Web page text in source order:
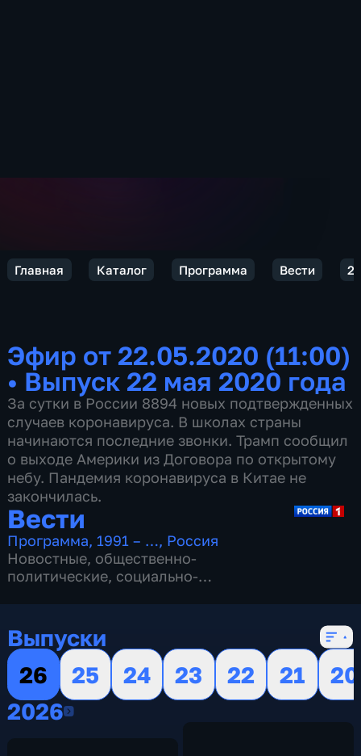
Главная Каталог Программа Вести
Эфир от 22.05.2020 (11:00)
• Выпуск 22 мая 2020 года
За сутки в России 8894 новых подтвержденных
случаев коронавируса. В школах страны
начинаются последние звонки. Трамп сообщил
о выходе Америки из Договора по открытому
небу. Пандемия коронавируса в Китае не
закончилась.
Вести
Программа, 1991 – …, Россия
Новостные, общественно-
политические, социально-
Выпуски
26
25 24 23 22 21
20
20262026